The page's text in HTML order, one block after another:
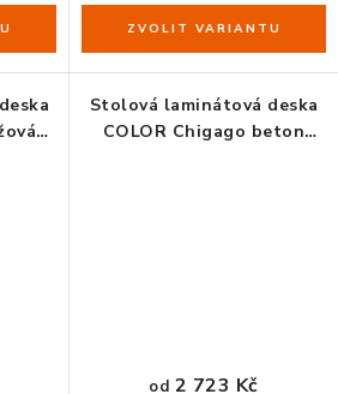
Stolová laminátová deska
COLOR Chigago beton
od 2 723 Kč